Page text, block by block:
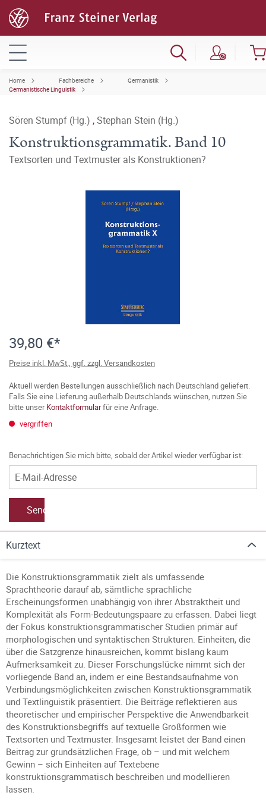
Home Fachbereiche
Germanistik
Germanistische Linguistik
Sören Stumpf (Hg.) ,Stephan Stein (Hg.)
Konstruktionsgrammatik. Band 10
Textsorten und Textmuster als Konstruktionen?
39,80 €*
Preise inkl. MwSt., ggf. zzgl. Versandkosten
Aktuell werden Bestellungen ausschließlich nach Deutschland geliefert.
Falls Sie eine Lieferung außerhalb Deutschlands wünschen, nutzen Sie
bitte unserKontaktformularfür eine Anfrage.
vergriffen
Benachrichtigen Sie mich bitte, sobald der Artikel wieder verfügbar ist:
Senden
Kurztext
Die Konstruktionsgrammatik zielt als umfassende
Sprachtheorie darauf ab, sämtliche sprachliche
Erscheinungsformen unabhängig von ihrer Abstraktheit und
Komplexität als Form-Bedeutungspaare zu erfassen. Dabei liegt
der Fokus konstruktionsgrammatischer Studien primär auf
morphologischen und syntaktischen Strukturen. Einheiten, die
über die Satzgrenze hinausreichen, kommt bislang kaum
Aufmerksamkeit zu. Dieser Forschungslücke nimmt sich der
vorliegende Band an, indem er eine Bestandsaufnahme von
Verbindungsmöglichkeiten zwischen Konstruktionsgrammatik
und Textlinguistik präsentiert. Die Beiträge reflektieren aus
theoretischer und empirischer Perspektive die Anwendbarkeit
des Konstruktionsbegriffs auf textuelle Großformen wie
Textsorten und Textmuster. Insgesamt leistet der Band einen
Beitrag zur grundsätzlichen Frage, ob – und mit welchem
Gewinn – sich Einheiten auf Textebene
konstruktionsgrammatisch beschreiben und modellieren
lassen.